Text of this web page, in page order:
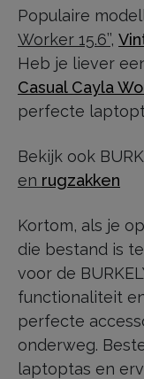
Populaire
Worker 15.6’’,
Heb je liever
Casual Cayla
perfecte
Bekijk ook
en rugzakken
Kortom, als je
die bestand is
voor de
functionaliteit
perfecte
onderweg.
laptoptas en